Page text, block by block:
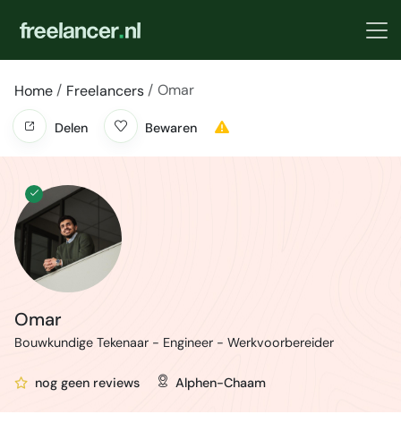
Home Freelancers Omar
Delen Bewaren
Omar
Bouwkundige Tekenaar - Engineer - Werkvoorbereider
nog geen reviews Alphen-Chaam